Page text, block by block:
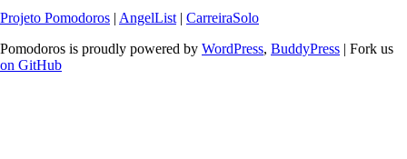
Projeto Pomodoros | AngelList | CarreiraSolo
Pomodoros is proudly powered by WordPress, BuddyPress | Fork us
on GitHub